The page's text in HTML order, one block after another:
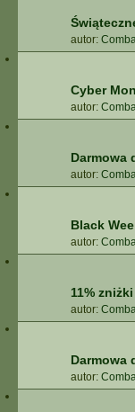
autor:
Cyber
autor:
Darmowa
autor:
Black
autor:
11%
autor:
Darmowa
autor: